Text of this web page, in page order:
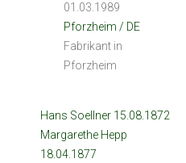
01.03.1989
Pforzheim / DE
Fabrikant in
Pforzheim
Hans Soellner 15.08.1872
Margarethe Hepp
18.04.1877